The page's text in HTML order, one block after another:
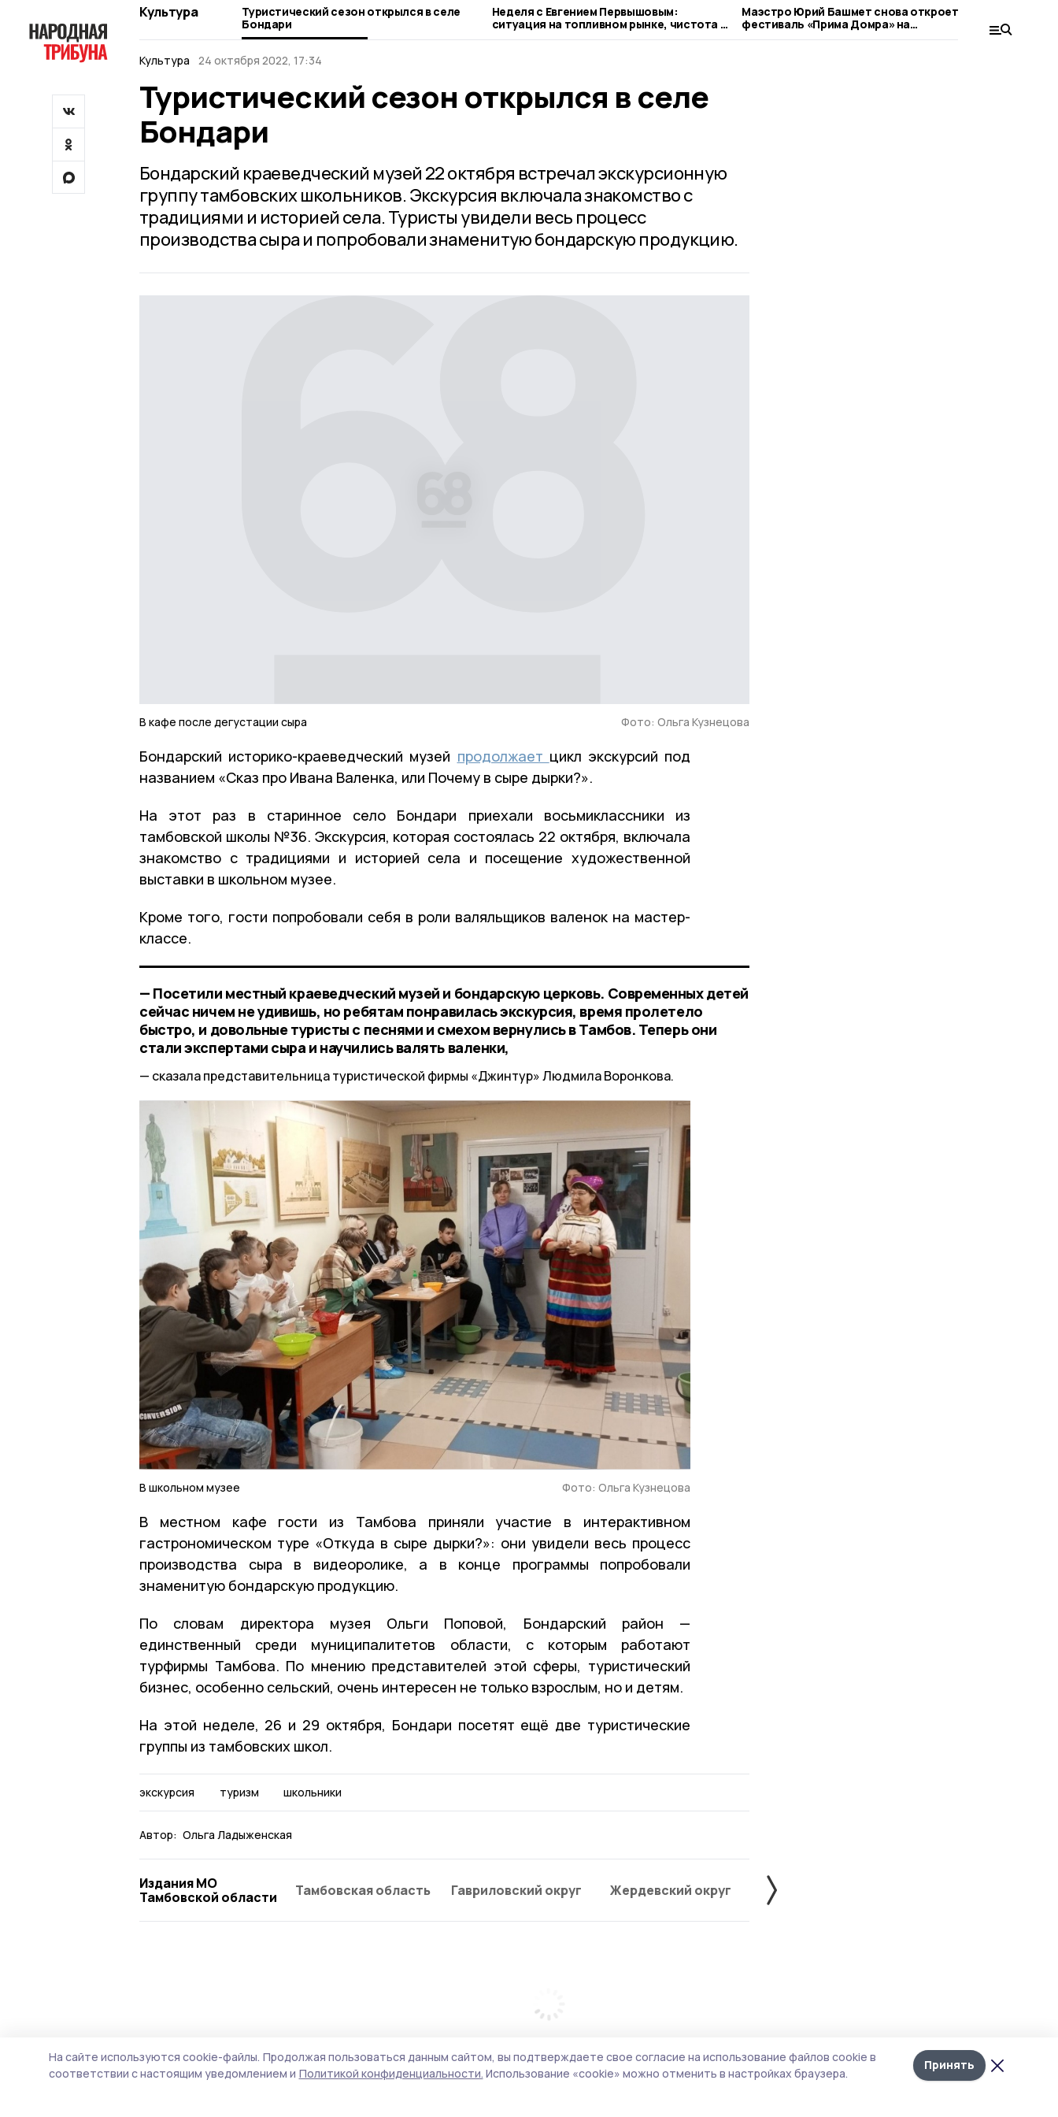
Лента
новостей
Культура
Туристический сезон открылся в селе
Бондари
Неделя с Евгением Первышовым:
ситуация на топливном рынке, чистота в
городе и приоритеты образования
Маэстро Юрий Башмет снова откроет
фестиваль «Прима Домра» на
бондарской земле
авторских
Культура 24 октября 2022, 17:34
Туристический сезон открылся в селе
Бондари
Бондарский краеведческий музей 22 октября встречал экскурсионную
группу тамбовских школьников. Экскурсия включала знакомство с
традициями и историей села. Туристы увидели весь процесс
производства сыра и попробовали знаменитую бондарскую продукцию.
В кафе после дегустации сыра Фото: Ольга Кузнецова
Бондарский историко-краеведческий музей продолжает цикл экскурсий под
названием «Сказ про Ивана Валенка, или Почему в сыре дырки?».
На этот раз в старинное село Бондари приехали восьмиклассники из
тамбовской школы №36. Экскурсия, которая состоялась 22 октября, включала
знакомство с традициями и историей села и посещение художественной
выставки в школьном музее.
Кроме того, гости попробовали себя в роли валяльщиков валенок на мастер-
классе.
— Посетили местный краеведческий музей и бондарскую церковь. Современных детей
сейчас ничем не удивишь, но ребятам понравилась экскурсия, время пролетело
быстро, и довольные туристы с песнями и смехом вернулись в Тамбов. Теперь они
стали экспертами сыра и научились валять валенки,
сказала представительница туристической фирмы «Джинтур» Людмила Воронкова.
В школьном музее Фото: Ольга Кузнецова
В местном кафе гости из Тамбова приняли участие в интерактивном
гастрономическом туре «Откуда в сыре дырки?»: они увидели весь процесс
производства сыра в видеоролике, а в конце программы попробовали
знаменитую бондарскую продукцию.
По словам директора музея Ольги Поповой, Бондарский район —
единственный среди муниципалитетов области, с которым работают
турфирмы Тамбова. По мнению представителей этой сферы, туристический
бизнес, особенно сельский, очень интересен не только взрослым, но и детям.
На этой неделе, 26 и 29 октября, Бондари посетят ещё две туристические
группы из тамбовских школ.
экскурсия туризм школьники
Автор: Ольга Ладыженская
Издания МО
Тамбовской области
Тамбовская область Гавриловский округ Жердевский округ Знаменский округ
На сайте используются cookie-файлы. Продолжая пользоваться данным сайтом, вы подтверждаете свое согласие на использование файлов cookie в
соответствии с настоящим уведомлением и Политикой конфиденциальности. Использование «cookie» можно отменить в настройках браузера.
Принять